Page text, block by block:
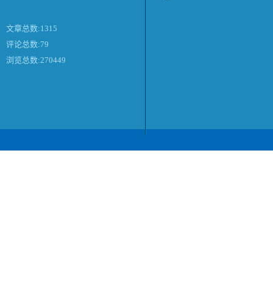
文章总数:1315
评论总数:79
浏览总数:270449